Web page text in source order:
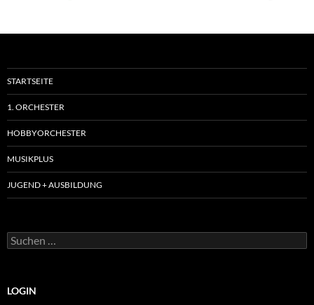
STARTSEITE
1. ORCHESTER
HOBBYORCHESTER
MUSIKPLUS
JUGEND + AUSBILDUNG
Suchen
nach:
LOGIN